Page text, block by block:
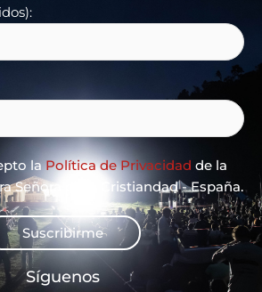
la Política de Privacidad de la
Señora de la Cristiandad - España.
Suscribirme
Síguenos